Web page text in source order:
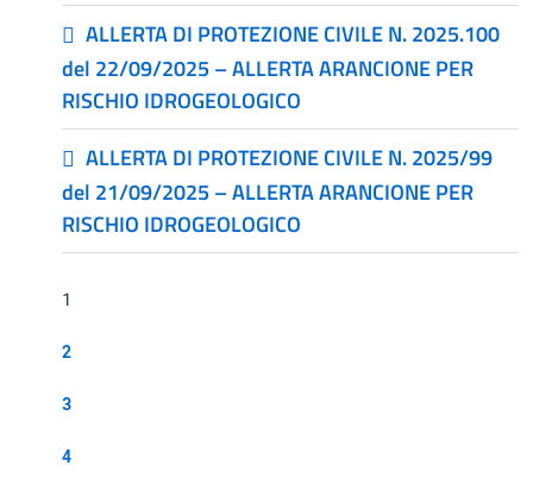
ALLERTA DI PROTEZIONE CIVILE N. 2025.100
del 22/09/2025 – ALLERTA ARANCIONE PER
RISCHIO IDROGEOLOGICO
ALLERTA DI PROTEZIONE CIVILE N. 2025/99
del 21/09/2025 – ALLERTA ARANCIONE PER
RISCHIO IDROGEOLOGICO
1
2
3
4